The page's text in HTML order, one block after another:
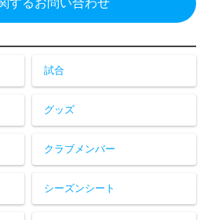
試合
グッズ
クラブメンバー
シーズンシート